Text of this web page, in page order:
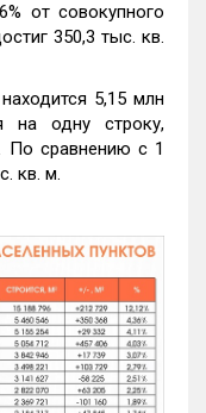
от совокупного
350,3 тыс. кв.
5,15 млн
на одну строку,
По сравнению с 1
кв. м.